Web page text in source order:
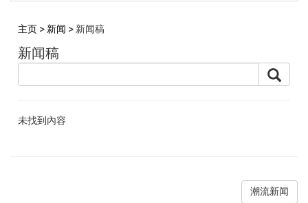
主页>新闻 > 新闻稿
新闻稿
未找到內容
潮流新闻